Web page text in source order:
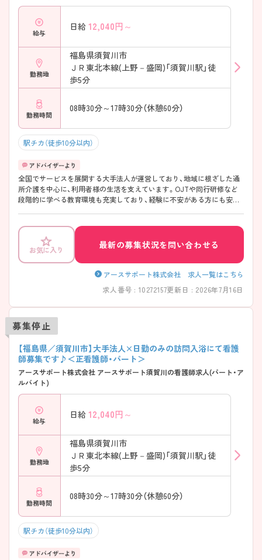
給与
日給 12,040円～
勤務地
福島県須賀川市
ＪＲ東北本線(上野－盛岡)「須賀川駅」徒
歩5分
勤務時間
08時30分～17時30分（休憩60分）
駅チカ（徒歩10分以内）
全国でサービスを展開する大手法人が運営しており、地域に根ざした通
所介護を中心に、利用者様の生活を支えています。OJTや同行研修など
段階的に学べる教育環境も充実しており、経験に不安がある方にも安心
内しますのでお気軽にご相談ください！
お気に入り
最新の募集状況を問い合わせる
アースサポート株式会社 求人一覧はこちら
求人番号 : 10272157更新日 : 2026年7月16日
募集停止
【福島県／須賀川市】大手法人×日勤のみの訪問入浴にて看護
師募集です♪＜正看護師・パート＞
アースサポート株式会社 アースサポート須賀川の看護師求人(パート・ア
ルバイト)
給与
日給 12,040円～
勤務地
福島県須賀川市
ＪＲ東北本線(上野－盛岡)「須賀川駅」徒
歩5分
勤務時間
08時30分～17時30分（休憩60分）
駅チカ（徒歩10分以内）